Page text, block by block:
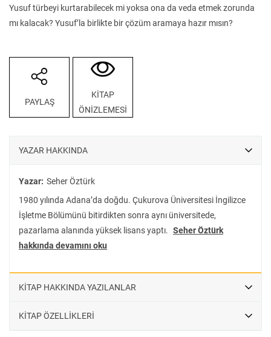
Yusuf türbeyi kurtarabilecek mi yoksa ona da veda etmek zorunda
mı kalacak? Yusuf’la birlikte bir çözüm aramaya hazır mısın?
PAYLAŞ
KİTAP
ÖNİZLEMESİ
YAZAR HAKKINDA
Yazar: Seher Öztürk
1980 yılında Adana’da doğdu. Çukurova Üniversitesi İngilizce
İşletme Bölümünü bitirdikten sonra aynı üniversitede,
pazarlama alanında yüksek lisans yaptı. Seher Öztürk
hakkında devamını oku
KİTAP HAKKINDA YAZILANLAR
KİTAP ÖZELLİKLERİ